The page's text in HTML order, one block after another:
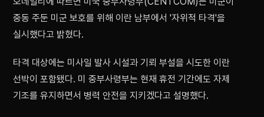
중동 주둔 미군 보호를 위해 이란 남부에서 '자위적 타격'을
실시했다고 밝혔다.
타격 대상에는 미사일 발사 시설과 기뢰 부설을 시도한 이란
선박이 포함됐다. 미 중부사령부는 현재 휴전 기간에도 자제
기조를 유지하면서 병력 안전을 지키겠다고 설명했다.